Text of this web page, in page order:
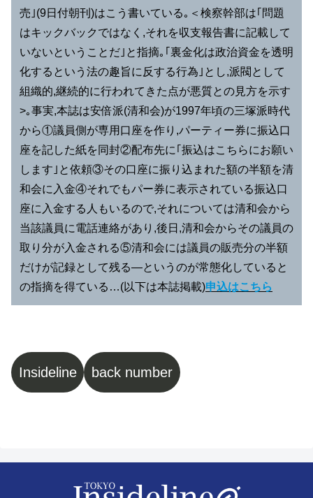
売｣(9日付朝刊)はこう書いている｡＜検察幹部は｢問題
はキックバックではなく,それを収支報告書に記載して
いないということだ｣と指摘｡｢裏金化は政治資金を透明
化するという法の趣旨に反する行為｣とし,派閥として
組織的,継続的に行われてきた点が悪質との見方を示す
>｡事実,本誌は安倍派(清和会)が1997年頃の三塚派時代
から①議員側が専用口座を作り,パーティー券に振込口
座を記した紙を同封②配布先に｢振込はこちらにお願い
します｣と依頼③その口座に振り込まれた額の半額を清
和会に入金④それでもパー券に表示されている振込口
座に入金する人もいるので,それについては清和会から
当該議員に電話連絡があり,後日,清和会からその議員の
取り分が入金される⑤清和会には議員の販売分の半額
だけが記録として残る―というのが常態化していると
の指摘を得ている…(以下は本誌掲載)申込はこちら
Insideline back number